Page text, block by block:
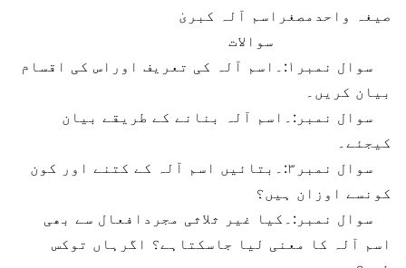
صیغہ واحدمصغراسم آلہ کبریٰ
سوالات
سوال نمبر۱:۔اسم آلہ کی تعریف اوراس کی اقسام
بیان کریں۔
سوال نمبر:۔اسم آلہ بنانے کے طریقے بیان
کیجئے۔
سوال نمبر۳:۔بتائیں اسم آلہ کے کتنے اور کون
کونسے اوزان ہیں؟
سوال نمبر:۔کیا غیر ثلاثی مجردافعال سے بھی
اسم آلہ کا معنی لیا جاسکتاہے؟ اگرہاں توکس